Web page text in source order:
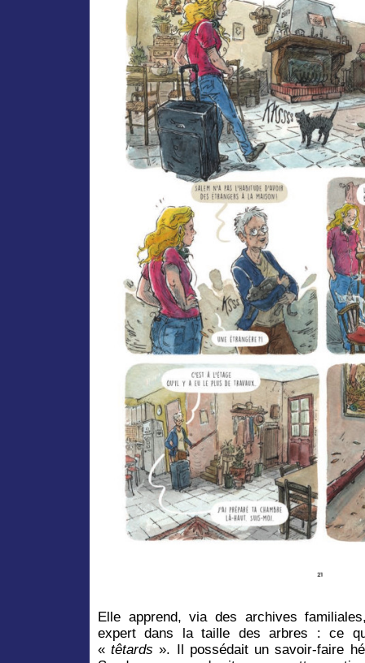
Elle apprend, via des archives
expert dans la taille des arbres : ce
«têtards ». Il possédait un savoir-faire